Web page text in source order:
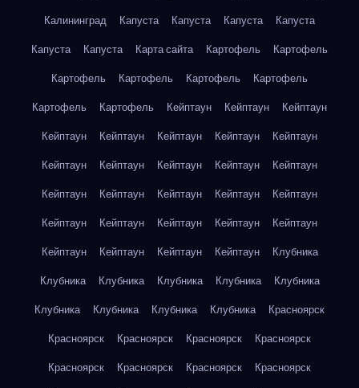
Калининград
Капуста Капуста Капуста
Капуста
Капуста
Капуста Карта сайта Картофель
Картофель
Картофель
Картофель Картофель
Картофель
Картофель
Картофель Кейптаун Кейптаун
Кейптаун
Кейптаун
Кейптаун Кейптаун Кейптаун
Кейптаун
Кейптаун
Кейптаун Кейптаун Кейптаун
Кейптаун
Кейптаун
Кейптаун Кейптаун Кейптаун
Кейптаун
Кейптаун
Кейптаун Кейптаун Кейптаун
Кейптаун
Кейптаун
Кейптаун Кейптаун Кейптаун
Клубника
Клубника
Клубника Клубника Клубника
Клубника
Клубника
Клубника Клубника Клубника
Красноярск
Красноярск
Красноярск Красноярск
Красноярск
Красноярск
Красноярск Красноярск
Красноярск